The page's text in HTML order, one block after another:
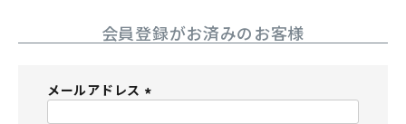
会員登録がお済みのお客様
メールアドレス